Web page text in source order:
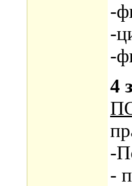
-
-
-
4
-
-